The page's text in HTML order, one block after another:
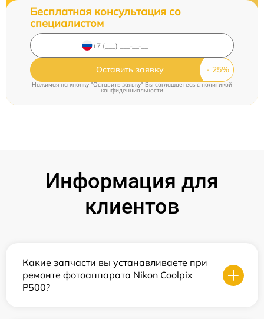
Бесплатная консультация со
специалистом
Оставить заявку
Нажимая на кнопку "Оставить заявку" Вы соглашаетесь c политикой
конфиденциальности
Информация для
клиентов
Какие запчасти вы устанавливаете при
ремонте фотоаппарата Nikon Coolpix
P500?